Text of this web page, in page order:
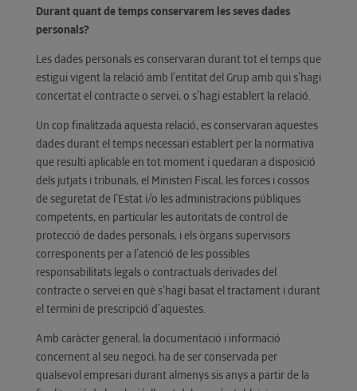
Durant quant de temps conservarem les seves dades
personals?
Les dades personals es conservaran durant tot el temps que
estigui vigent la relació amb l’entitat del Grup amb qui s’hagi
concertat el contracte o servei, o s’hagi establert la relació.
Un cop finalitzada aquesta relació, es conservaran aquestes
dades durant el temps necessari establert per la normativa
que resulti aplicable en tot moment i quedaran a disposició
dels jutjats i tribunals, el Ministeri Fiscal, les forces i cossos
de seguretat de l’Estat i/o les administracions públiques
competents, en particular les autoritats de control de
protecció de dades personals, i els òrgans supervisors
corresponents per a l’atenció de les possibles
responsabilitats legals o contractuals derivades del
contracte o servei en què s’hagi basat el tractament i durant
el termini de prescripció d’aquestes.
Amb caràcter general, la documentació i informació
concernent al seu negoci, ha de ser conservada per
qualsevol empresari durant almenys sis anys a partir de la